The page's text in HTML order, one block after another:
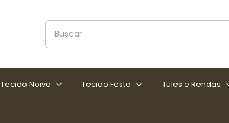
Tecido Noiva Tecido Festa Tules e Rendas